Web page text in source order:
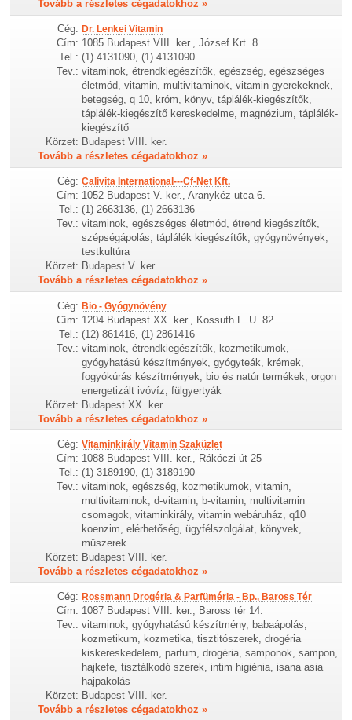
Tovább a részletes cégadatokhoz »
Cég: Dr. Lenkei Vitamin
Cím: 1085 Budapest VIII. ker., József Krt. 8.
Tel.: (1) 4131090, (1) 4131090
Tev.: vitaminok, étrendkiegészítők, egészség, egészséges
életmód, vitamin, multivitaminok, vitamin gyerekeknek,
betegség, q 10, króm, könyv, táplálék-kiegészítők,
táplálék-kiegészítő kereskedelme, magnézium, táplálék-
kiegészítő
Körzet: Budapest VIII. ker.
Tovább a részletes cégadatokhoz »
Cég: Calivita International---Cf-Net Kft.
Cím: 1052 Budapest V. ker., Aranykéz utca 6.
Tel.: (1) 2663136, (1) 2663136
Tev.: vitaminok, egészséges életmód, étrend kiegészítők,
szépségápolás, táplálék kiegészítők, gyógynövények,
testkultúra
Körzet: Budapest V. ker.
Tovább a részletes cégadatokhoz »
Cég: Bio - Gyógynövény
Cím: 1204 Budapest XX. ker., Kossuth L. U. 82.
Tel.: (12) 861416, (1) 2861416
Tev.: vitaminok, étrendkiegészítők, kozmetikumok,
gyógyhatású készítmények, gyógyteák, krémek,
fogyókúrás készítmények, bio és natúr termékek, orgon
energetizált ivóvíz, fülgyertyák
Körzet: Budapest XX. ker.
Tovább a részletes cégadatokhoz »
Cég: Vitaminkirály Vitamin Szaküzlet
Cím: 1088 Budapest VIII. ker., Rákóczi út 25
Tel.: (1) 3189190, (1) 3189190
Tev.: vitaminok, egészség, kozmetikumok, vitamin,
multivitaminok, d-vitamin, b-vitamin, multivitamin
csomagok, vitaminkirály, vitamin webáruház, q10
koenzim, elérhetőség, ügyfélszolgálat, könyvek,
műszerek
Körzet: Budapest VIII. ker.
Tovább a részletes cégadatokhoz »
Cég: Rossmann Drogéria & Parfüméria - Bp., Baross Tér
Cím: 1087 Budapest VIII. ker., Baross tér 14.
Tev.: vitaminok, gyógyhatású készítmény, babaápolás,
kozmetikum, kozmetika, tisztitószerek, drogéria
kiskereskedelem, parfum, drogéria, samponok, sampon,
hajkefe, tisztálkodó szerek, intim higiénia, isana asia
hajpakolás
Körzet: Budapest VIII. ker.
Tovább a részletes cégadatokhoz »